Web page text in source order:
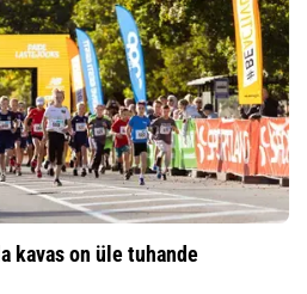
kavas on üle tuhande